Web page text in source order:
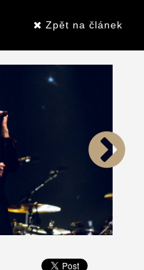
Zpět na článek